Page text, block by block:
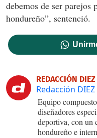
debemos de ser
hondureño”, sentenció.
REDACCIÓN DIEZ
Redacción DIEZ
Equipo
diseñadores
deportiva, con un
hondureño e